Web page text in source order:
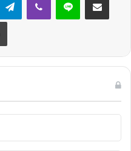
Yazdır